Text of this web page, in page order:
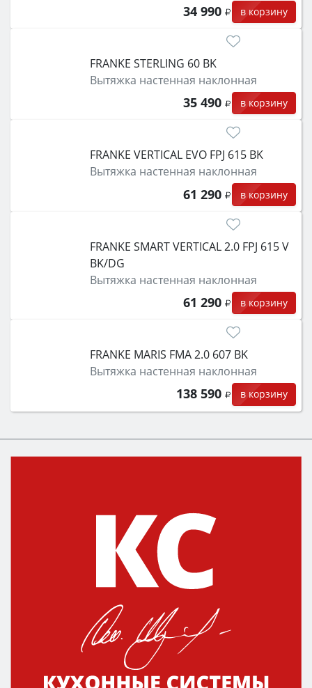
34 990 в корзину
FRANKE STERLING 60 BK
Вытяжка настенная наклонная
35 490 в корзину
FRANKE VERTICAL EVO FPJ 615 BK
Вытяжка настенная наклонная
61 290 в корзину
FRANKE SMART VERTICAL 2.0 FPJ 615 V
BK/DG
Вытяжка настенная наклонная
61 290 в корзину
FRANKE MARIS FMA 2.0 607 BK
Вытяжка настенная наклонная
138 590 в корзину